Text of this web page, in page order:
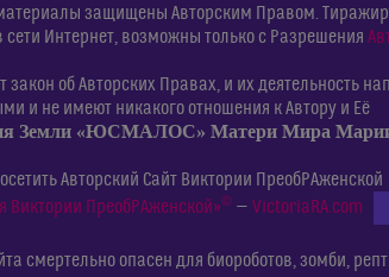
защищены Авторским Правом.
Интернет, возможны только с Разрешения
об Авторских Правах, и их деятельность
и не имеют никакого отношения к Автору и Её
Земли «ЮСМАЛОС» Матери Мира
Авторский Сайт Виктории ПреобРАженской
Виктории ПреобРАженской»© — VictoriaRA.com
смертельно опасен для биороботов, зомби,